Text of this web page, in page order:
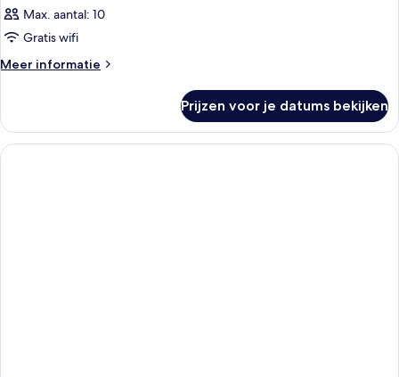
Max. aantal: 10
Gratis wifi
Meer informatie
Meer
Prijzen voor je datums bekijken